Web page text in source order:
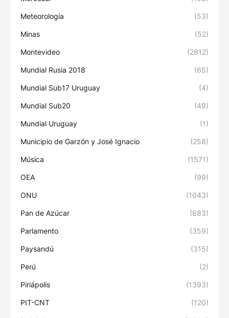
Meteorología (53)
Minas (52)
Montevideo (2812)
Mundial Rusia 2018 (65)
Mundial Sub17 Uruguay (4)
Mundial Sub20 (49)
Mundial Uruguay (1)
Municipio de Garzón y José Ignacio (258)
Música (1571)
OEA (99)
ONU (1043)
Pan de Azúcar (683)
Parlamento (359)
Paysandú (315)
Perú (2)
Piriápolis (1393)
PIT-CNT (120)